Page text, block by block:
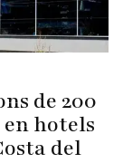
de 200
hotels
del